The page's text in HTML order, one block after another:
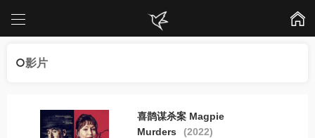
影片
喜鹊谋杀案 Magpie
Murders
(2022)